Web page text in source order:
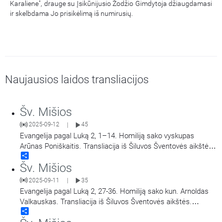
Karaliene", drauge su Įsikūnijusio Žodžio Gimdytoja džiaugdamasi
ir skelbdama Jo prisikėlimą iš numirusių.
Naujausios laidos transliacijos
Šv. Mišios
2025-09-12 45
Evangelija pagal Luką 2, 1–14. Homiliją sako vyskupas
Arūnas Poniškaitis. Transliacija iš Šiluvos Šventovės aikštės.
Didieji Švč. Mergelės Marijos Gimimo atlaidai.
Šv. Mišios
2025-09-11 35
Evangelija pagal Luką 2, 27-36. Homiliją sako kun. Arnoldas
Valkauskas. Transliacija iš Šiluvos Šventovės aikštės.
Didieji Švč. Mergelės Marijos Gimimo atlaidai.